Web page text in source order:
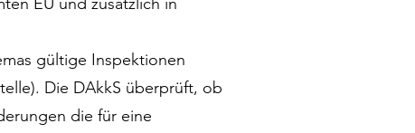
gültige Inspektionen
Die DAkkS überprüft, ob
die für eine